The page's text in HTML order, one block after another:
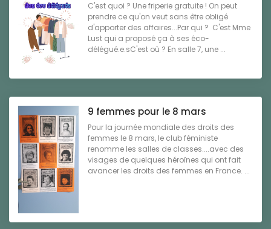
C'est quoi ? Une friperie gratuite ! On peut
prendre ce qu'on veut sans être obligé
d'apporter des affaires...Par qui ? C'est Mme
Lust qui a proposé ça à ses éco-
délégué.e.sC'est où ? En salle 7, une ...
9 femmes pour le 8 mars
Pour la journée mondiale des droits des
femmes le 8 mars, le club féministe
renomme les salles de classes....avec des
visages de quelques héroïnes qui ont fait
avancer les droits des femmes en France. ...